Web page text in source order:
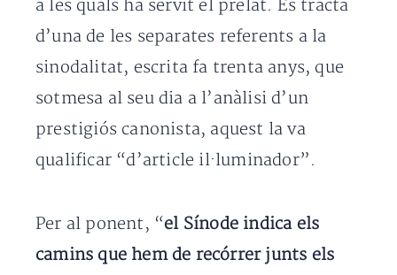
a les quals ha servit el prelat. Es tracta
d’una de les separates referents a la
sinodalitat, escrita fa trenta anys, que
sotmesa al seu dia a l’anàlisi d’un
prestigiós canonista, aquest la va
qualificar “d’article il·luminador”.
Per al ponent, “el Sínode indica els
camins que hem de recórrer junts els